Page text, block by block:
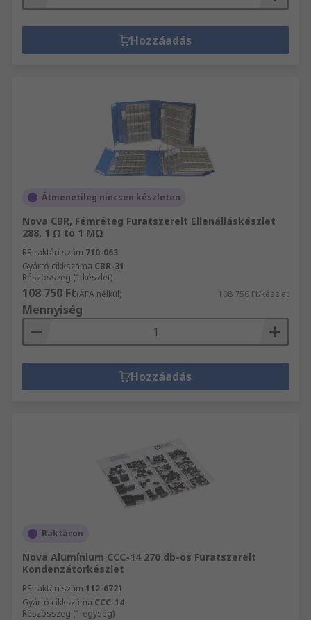
Hozzáadás
Átmenetileg nincsen készleten
Nova CBR, Fémréteg Furatszerelt Ellenálláskészlet
288, 1 Ω to 1 MΩ
RS raktári szám 710-063
Gyártó cikkszáma CBR-31
Részösszeg (1 készlet)
108 750 Ft(ÁFA nélkül) 108 750 Ft/készlet
Mennyiség
Hozzáadás
Raktáron
Nova Alumínium CCC-14 270 db-os Furatszerelt
Kondenzátorkészlet
RS raktári szám 112-6721
Gyártó cikkszáma CCC-14
Részösszeg (1 egység)